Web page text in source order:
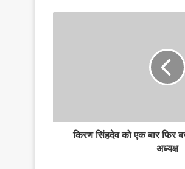
t
किरण सिंहदेव को एक बार फिर
अध्यक्ष